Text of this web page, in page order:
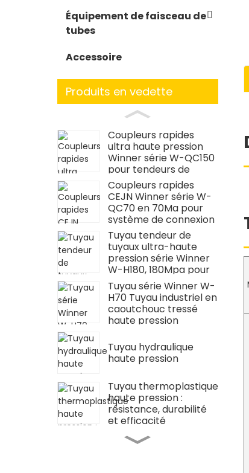
Équipement de faisceau de
tubes
Accessoire
Produits en vedette
Coupleurs rapides
ultra haute pression
Winner série W-QC150
pour tendeurs de
boulons
Coupleurs rapides
CEJN Winner série W-
QC70 en 70Ma pour
système de connexion
de clé
dynamométrique
Tuyau tendeur de
tuyaux ultra-haute
pression série Winner
W-H180, 180Mpa pour
boulonner les tendeurs
Tuyau série Winner W-
H70 Tuyau industriel en
caoutchouc tressé
haute pression
Tuyau hydraulique
flexible pour clé
dynamométrique
Tuyau hydraulique
haute pression
Tuyau thermoplastique
haute pression :
résistance, durabilité
et efficacité
Valve d'arrêt
hydraulique,